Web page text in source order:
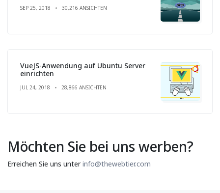
SEP 25, 2018 30,216 ANSICHTEN
VueJS-Anwendung auf Ubuntu Server
einrichten
JUL 24, 2018 28,866 ANSICHTEN
Möchten Sie bei uns werben?
Erreichen Sie uns unterinfo@thewebtier.com